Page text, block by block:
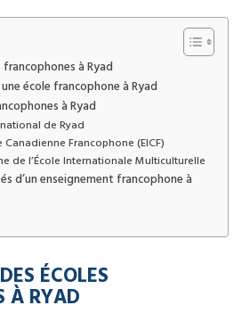
à Ryad
école francophone à Ryad
à Ryad
de Ryad
Francophone (EICF)
de l’École Internationale Multiculturelle
d’un enseignement francophone à
ÉCOLES
À RYAD